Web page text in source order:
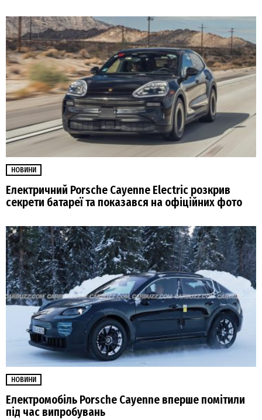
НОВИНИ
Електричний Porsche Cayenne Electric розкрив
секрети батареї та показався на офіційних фото
НОВИНИ
Електромобіль Porsche Cayenne вперше помітили
під час випробувань